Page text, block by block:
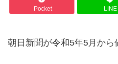
Pocket LINE
朝日新聞が令和5年5月から